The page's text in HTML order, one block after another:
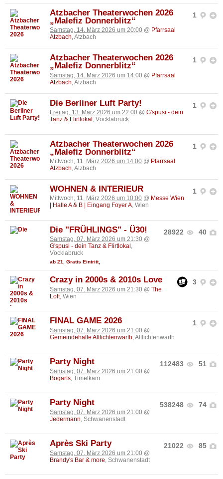
1
Atzbacher Theaterwochen 2026
„Malefiz Donnerblitz“
Samstag, 14. März 2026 um 20:00 @ Pfarrsaal
Atzbach, Atzbach
1
Atzbacher Theaterwochen 2026
„Malefiz Donnerblitz“
Samstag, 14. März 2026 um 14:00 @ Pfarrsaal
Atzbach , Atzbach
1
Die Berliner Luft Party!
Freitag, 13. März 2026 um 22:00 @ G'spusi - dein
Tanz & Flirtlokal , Vöcklabruck
1
Atzbacher Theaterwochen 2026
„Malefiz Donnerblitz“
Mittwoch, 11. März 2026 um 14:00 @ Pfarrsaal
Atzbach, Atzbach
1
WOHNEN & INTERIEUR
Mittwoch, 11. März 2026 um 10:00 @ Messe Wien
| Halle A & B | Eingang Foyer A, Wien
28922 40
Die "FRÜHLINGS" - Ü30!
Samstag, 07. März 2026 um 21:30 @
G'spusi - dein Tanz & Flirtlokal ,
Vöcklabruck
ab 21, Gratis Eintritt,
3
Crazy in 2000s & 2010s Love
Samstag, 07. März 2026 um 21:30 @ The
Loft, Wien
1
FINAL GAME 2026
Samstag, 07. März 2026 um 21:00 @
Gemeindehalle Altlichtenwarth, Altlichtenwarth
112483 51
Party Night
Samstag, 07. März 2026 um 21:00 @
Bogarts, Timelkam
538248 74
Party Night
Samstag, 07. März 2026 um 21:00 @
Jedermann, Schwanenstadt
21022 85
Après Ski Party
Samstag, 07. März 2026 um 21:00 @
Brandy's Bar & more, Schwanenstadt